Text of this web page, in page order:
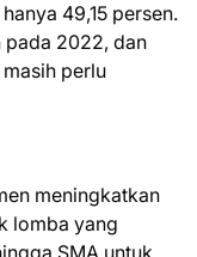
49,15 persen.
pada 2022, dan
perlu
meningkatkan
lomba yang
SMA untuk